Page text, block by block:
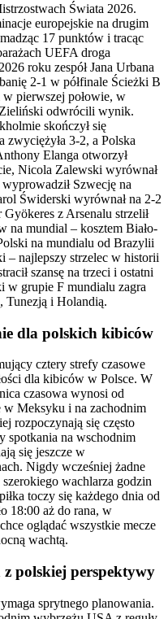
Świata 2026.
europejskie na drugim
17 punktów i tracąc
UEFA droga
roku zespół Jana Urbana
2-1 w półfinale Ścieżki B
pierwszej połowie, w
odwrócili wynik.
skończył się
zwyciężyła 3-2, a Polska
Elanga otworzył
Nicola Zalewski wyrównał
Szwecję na
Świderski wyrównał na 2-2
z Arsenalu strzelił
na mundial – kosztem Biało-
na mundialu od Brazylii
– najlepszy strzelec w historii
szansę na trzeci i ostatni
w grupie F mundialu zagra
Tunezją i Holandią.
dla polskich kibiców
cztery strefy czasowe
dla kibiców w Polsce. W
czasowa wynosi od
w Meksyku i na zachodnim
rozpoczynają się często
spotkania na wschodnim
się jeszcze w
Nigdy wcześniej żadne
wachlarza godzin
toczy się każdego dnia od
18:00 aż do rana, w
oglądać wszystkie mecze
wachtą.
z polskiej perspektywy
sprytnego planowania.